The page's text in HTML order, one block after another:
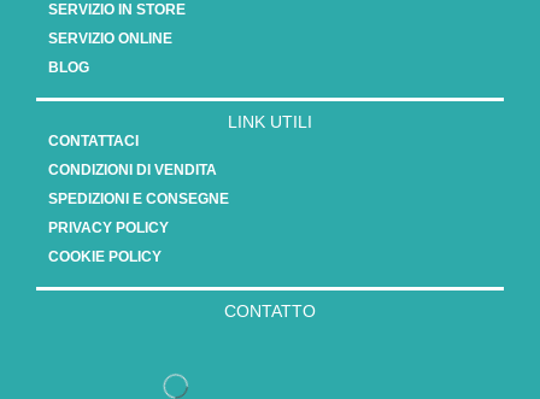
SERVIZIO IN STORE
SERVIZIO ONLINE
BLOG
LINK UTILI
CONTATTACI
CONDIZIONI DI VENDITA
SPEDIZIONI E CONSEGNE
PRIVACY POLICY
COOKIE POLICY
CONTATTO